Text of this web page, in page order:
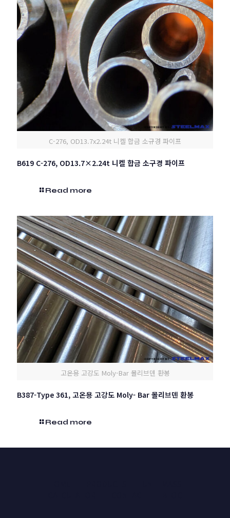
C-276, OD13.7x2.24t 니켈 합금 소규경 파이프
B619 C-276, OD13.7×2.24t 니켈 합금 소구경 파이프
Read more
고온용 고강도 Moly-Bar 몰리브덴 환봉
B387-Type 361, 고온용 고강도 Moly- Bar 몰리브덴 환봉
Read more